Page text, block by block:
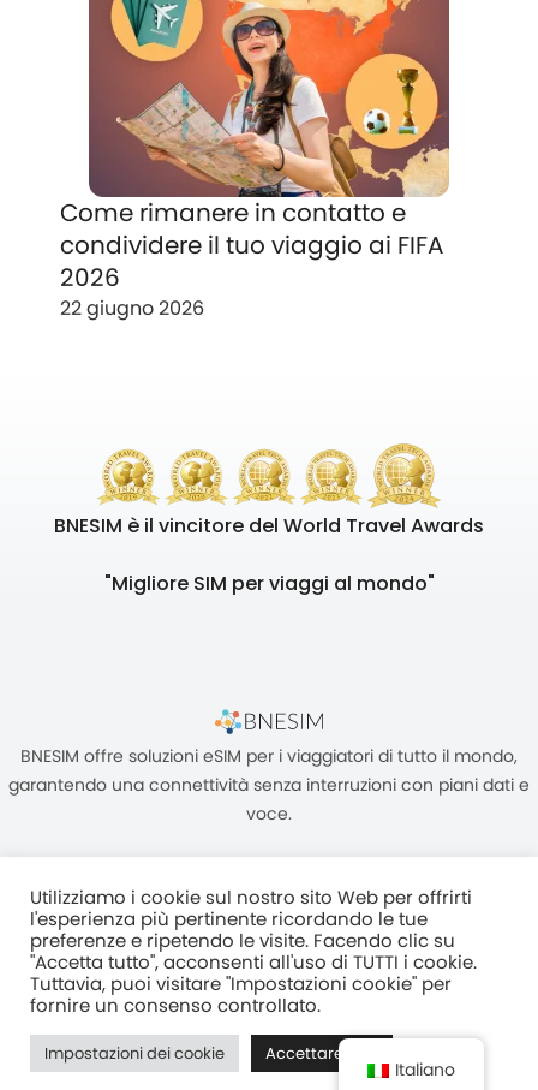
Come rimanere in contatto e
condividere il tuo viaggio ai FIFA
2026
22 giugno 2026
BNESIM è il vincitore del World Travel Awards
"Migliore SIM per viaggi al mondo"
BNESIM offre soluzioni eSIM per i viaggiatori di tutto il mondo,
garantendo una connettività senza interruzioni con piani dati e
voce.
Unità C, 8/F, King Palace Plaza, NO:55 King Yip Street, Kwun Tong,
Kowloon, HONG KONG
2017–2025 BNESIM LIMITED Tutti i diritti riservati
Normativa Sulla Privacy Termini e condizioni Fair Use Policy
Utilizziamo i cookie sul nostro sito Web per offrirti
l'esperienza più pertinente ricordando le tue
preferenze e ripetendo le visite. Facendo clic su
"Accetta tutto", acconsenti all'uso di TUTTI i cookie.
Tuttavia, puoi visitare "Impostazioni cookie" per
fornire un consenso controllato.
Impostazioni dei cookie Accettare tutti
Italiano